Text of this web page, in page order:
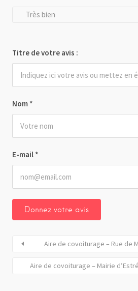
Nom *
E-mail *
Très bien
Titre de votre avis :
Aire de covoiturage – Rue de
Aire de covoiturage – Mairie